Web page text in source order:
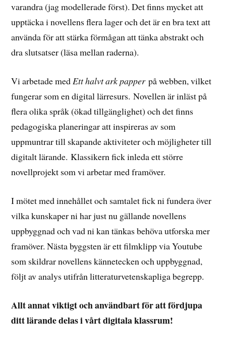
varandra (jag modellerade först). Det finns mycket att
upptäcka i novellens flera lager och det är en bra text att
använda för att stärka förmågan att tänka abstrakt och
dra slutsatser (läsa mellan raderna).
Vi arbetade medEtt halvt ark papperpå webben, vilket
fungerar som en digital lärresurs. Novellen är inläst på
flera olika språk (ökad tillgänglighet) och det finns
pedagogiska planeringar att inspireras av som
uppmuntrar till skapande aktiviteter och möjligheter till
digitalt lärande. Klassikern fick inleda ett större
novellprojekt som vi arbetar med framöver.
I mötet med innehållet och samtalet fick ni fundera över
vilka kunskaper ni har just nu gällande novellens
uppbyggnad och vad ni kan tänkas behöva utforska mer
framöver. Nästa byggsten är ett filmklipp via Youtube
som skildrar novellens kännetecken och uppbyggnad,
följt av analys utifrån litteraturvetenskapliga begrepp.
Allt annat viktigt och användbart för att fördjupa
ditt lärande delas i vårt digitala klassrum!